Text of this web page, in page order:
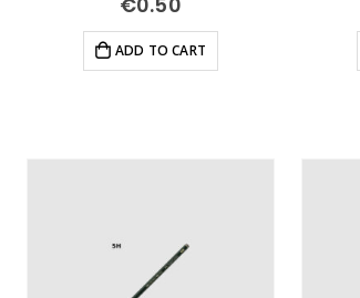
ADD TO CART